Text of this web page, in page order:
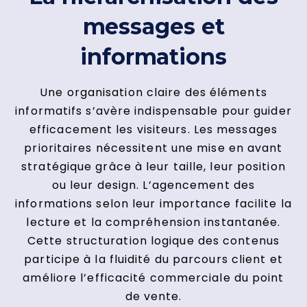
messages et
informations
Une organisation claire des éléments
informatifs s’avère indispensable pour guider
efficacement les visiteurs. Les messages
prioritaires nécessitent une mise en avant
stratégique grâce à leur taille, leur position
ou leur design. L’agencement des
informations selon leur importance facilite la
lecture et la compréhension instantanée.
Cette structuration logique des contenus
participe à la fluidité du parcours client et
améliore l’efficacité commerciale du point
de vente.